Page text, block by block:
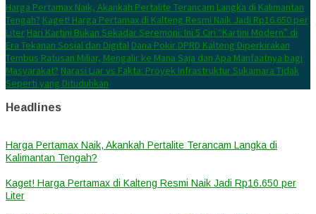
Harga Pertamax Naik, Akankah Pertalite Terancam Langka di Kalimantan
Tengah? Kaget! Harga Pertamax di Kalteng Resmi Naik Jadi Rp16.650 per
Liter Hari Kartini Bukan Sekadar Seremoni: Ini 5 Ciri “Kartini Modern” di
Era Tekanan Sosial dan Digital Dana Pokir DPRD Kalteng Diperkirakan
Tembus Ratusan Miliar, Mengalir ke Mana Saja dan Apa Manfaatnya bagi
Masyarakat? Narasi Liar vs Fakta: Proyek Infrastruktur Sukamara Tidak
Seperti yang Dituduhkan
Headlines
Harga Pertamax Naik, Akankah Pertalite Terancam Langka di
Kalimantan Tengah?
Kaget! Harga Pertamax di Kalteng Resmi Naik Jadi Rp16.650 per
Liter